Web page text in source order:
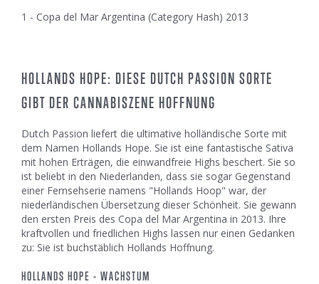
1 - Copa del Mar Argentina (Category Hash) 2013
HOLLANDS HOPE: DIESE DUTCH PASSION SORTE
GIBT DER CANNABISZENE HOFFNUNG
Dutch Passion liefert die ultimative holländische Sorte mit
dem Namen Hollands Hope. Sie ist eine fantastische Sativa
mit hohen Erträgen, die einwandfreie Highs beschert. Sie so
ist beliebt in den Niederlanden, dass sie sogar Gegenstand
einer Fernsehserie namens "Hollands Hoop" war, der
niederländischen Übersetzung dieser Schönheit. Sie gewann
den ersten Preis des Copa del Mar Argentina in 2013. Ihre
kraftvollen und friedlichen Highs lassen nur einen Gedanken
zu: Sie ist buchstäblich Hollands Hoffnung.
HOLLANDS HOPE - WACHSTUM